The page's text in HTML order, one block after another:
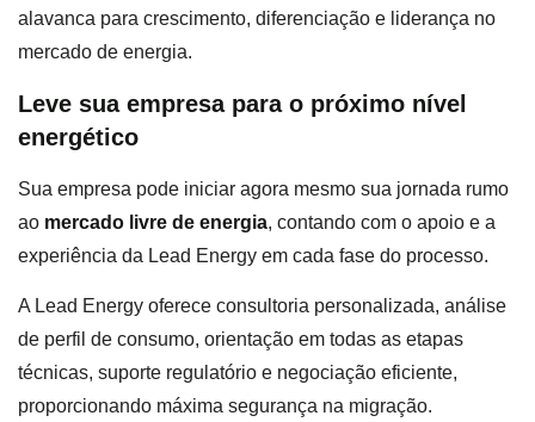
alavanca para crescimento, diferenciação e liderança no
mercado de energia.
Leve sua empresa para o próximo nível
energético
Sua empresa pode iniciar agora mesmo sua jornada rumo
ao mercado livre de energia, contando com o apoio e a
experiência da Lead Energy em cada fase do processo.
A Lead Energy oferece consultoria personalizada, análise
de perfil de consumo, orientação em todas as etapas
técnicas, suporte regulatório e negociação eficiente,
proporcionando máxima segurança na migração.